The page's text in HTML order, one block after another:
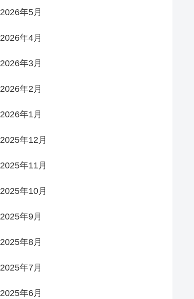
2026年5月
2026年4月
2026年3月
2026年2月
2026年1月
2025年12月
2025年11月
2025年10月
2025年9月
2025年8月
2025年7月
2025年6月